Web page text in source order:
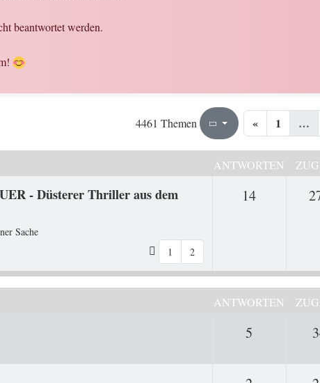
beantwortet werden.
4461 Themen Seite136von 224
« 1 …
ANTWORTEN
- Düsterer Thriller aus dem
Sache
1
2
14Antworten
ANTWORTEN
5